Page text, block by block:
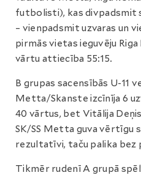
futbolisti), kas divpadsmit
– vienpadsmit uzvaras un
pirmās vietas ieguvēju Riga
vārtu attiecība 55:15.
B grupas sacensībās U-11
Metta/Skanste izcīnīja 6
40 vārtus, bet Vitālija
SK/SS Metta guva vērtīgu
rezultatīvi, taču palika bez
Tikmēr rudenī A grupā